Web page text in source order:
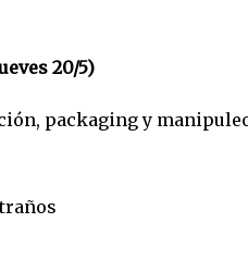
20/5)
packaging y